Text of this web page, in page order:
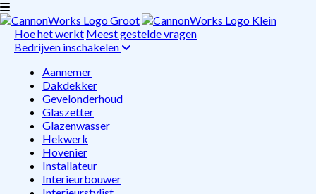
Hoe het werkt Meest gestelde vragen
Bedrijven inschakelen
Aannemer
Dakdekker
Gevelonderhoud
Glaszetter
Glazenwasser
Hekwerk
Hovenier
Installateur
Interieurbouwer